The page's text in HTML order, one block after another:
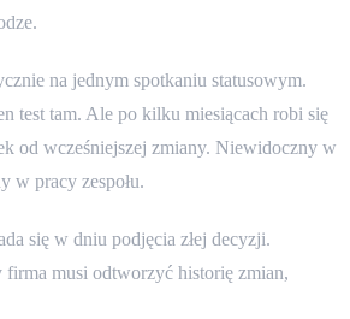
na jednym spotkaniu statusowym.
test tam. Ale po kilku miesiącach robi się
od wcześniejszej zmiany. Niewidoczny w
w pracy zespołu.
się w dniu podjęcia złej decyzji.
firma musi odtworzyć historię zmian,